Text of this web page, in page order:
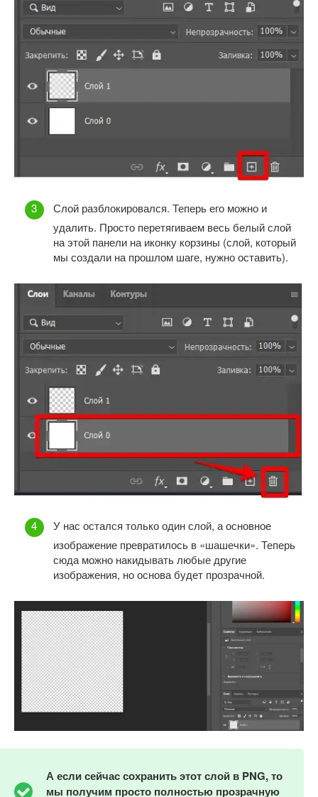
Слой разблокировался. Теперь его можно и
удалить. Просто перетягиваем весь белый слой
на этой панели на иконку корзины (слой, который
мы создали на прошлом шаге, нужно оставить).
У нас остался только один слой, а основное
изображение превратилось в «шашечки». Теперь
сюда можно накидывать любые другие
изображения, но основа будет прозрачной.
А если сейчас сохранить этот слой в PNG, то
мы получим просто полностью прозрачную